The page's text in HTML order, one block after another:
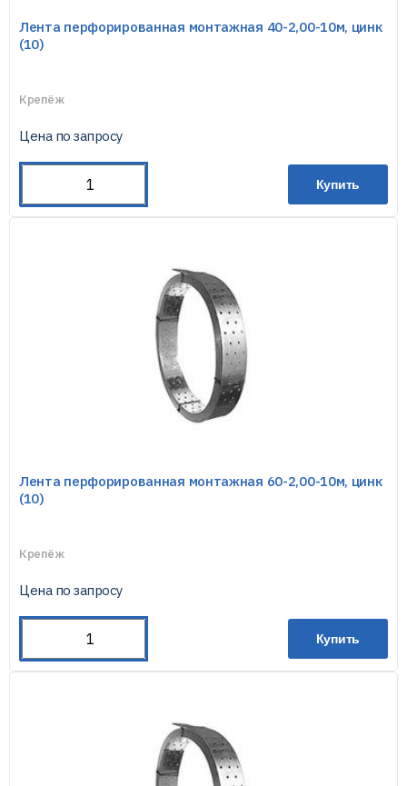
Лента перфорированная монтажная 40-2,00-10м, цинк
(10)
Крепёж
Цена по запросу
Купить
Лента перфорированная монтажная 60-2,00-10м, цинк
(10)
Крепёж
Цена по запросу
Купить